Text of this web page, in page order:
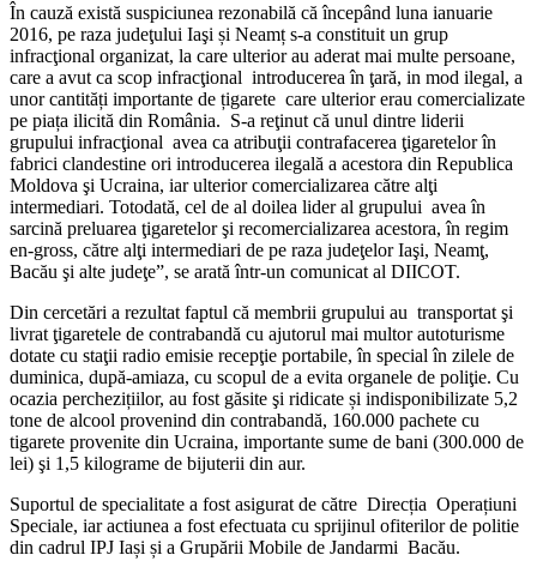
În cauză există suspiciunea rezonabilă că începând luna ianuarie
2016, pe raza judeţului Iaşi și Neamț s-a constituit un grup
infracţional organizat, la care ulterior au aderat mai multe persoane,
care a avut ca scop infracţional introducerea în ţară, in mod ilegal, a
unor cantități importante de țigarete care ulterior erau comercializate
pe piața ilicită din România. S-a reţinut că unul dintre liderii
grupului infracţional avea ca atribuţii contrafacerea ţigaretelor în
fabrici clandestine ori introducerea ilegală a acestora din Republica
Moldova şi Ucraina, iar ulterior comercializarea către alţi
intermediari. Totodată, cel de al doilea lider al grupului avea în
sarcină preluarea ţigaretelor şi recomercializarea acestora, în regim
en-gross, către alţi intermediari de pe raza judeţelor Iaşi, Neamţ,
Bacău şi alte judeţe”, se arată într-un comunicat al DIICOT.
Din cercetări a rezultat faptul că membrii grupului au transportat şi
livrat ţigaretele de contrabandă cu ajutorul mai multor autoturisme
dotate cu staţii radio emisie recepţie portabile, în special în zilele de
duminica, după-amiaza, cu scopul de a evita organele de poliţie. Cu
ocazia perchezițiilor, au fost găsite şi ridicate și indisponibilizate 5,2
tone de alcool provenind din contrabandă, 160.000 pachete cu
tigarete provenite din Ucraina, importante sume de bani (300.000 de
lei) şi 1,5 kilograme de bijuterii din aur.
Suportul de specialitate a fost asigurat de către Direcția Operațiuni
Speciale, iar actiunea a fost efectuata cu sprijinul ofiterilor de politie
din cadrul IPJ Iași și a Grupării Mobile de Jandarmi Bacău.